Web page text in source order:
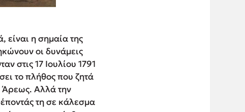
είναι η σημαία της
οι δυνάμεις
στις 17 Ιουλίου 1791
το πλήθος που ζητά
Άρεως. Αλλά την
τη σε κάλεσμα